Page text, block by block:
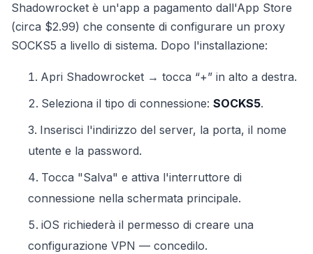
Shadowrocket è un'app a pagamento dall'App Store
(circa $2.99) che consente di configurare un proxy
SOCKS5 a livello di sistema. Dopo l'installazione:
Apri Shadowrocket → tocca “+” in alto a destra.
Seleziona il tipo di connessione: SOCKS5.
Inserisci l'indirizzo del server, la porta, il nome
utente e la password.
Tocca "Salva" e attiva l'interruttore di
connessione nella schermata principale.
iOS richiederà il permesso di creare una
configurazione VPN — concedilo.